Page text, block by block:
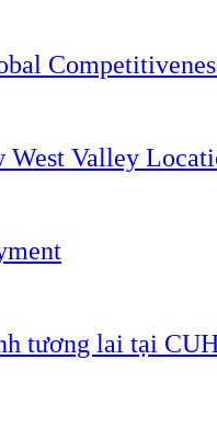
West Valley
tương lai tại